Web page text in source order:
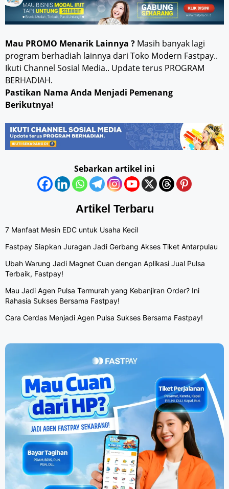
Mau PROMO Menarik Lainnya ? Masih banyak lagi
program berhadiah lainnya dari Toko Modern Fastpay..
Ikuti Channel Sosial Media.. Update terus PROGRAM
BERHADIAH.
Pastikan Nama Anda Menjadi Pemenang
Berikutnya!
Sebarkan artikel ini
Artikel Terbaru
7 Manfaat Mesin EDC untuk Usaha Kecil
Fastpay Siapkan Juragan Jadi Gerbang Akses Tiket Antarpulau
Ubah Warung Jadi Magnet Cuan dengan Aplikasi Jual Pulsa
Terbaik, Fastpay!
Mau Jadi Agen Pulsa Termurah yang Kebanjiran Order? Ini
Rahasia Sukses Bersama Fastpay!
Cara Cerdas Menjadi Agen Pulsa Sukses Bersama Fastpay!